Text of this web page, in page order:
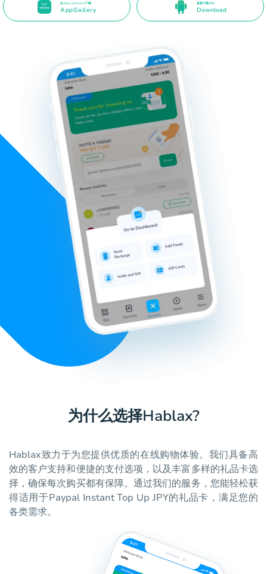
在App Gallery下载
AppGallery
直接下载APK
Download
为什么选择Hablax?
Hablax致力于为您提供优质的在线购物体验。我们具备高
效的客户支持和便捷的支付选项，以及丰富多样的礼品卡选
择，确保每次购买都有保障。通过我们的服务，您能轻松获
得适用于Paypal Instant Top Up JPY的礼品卡，满足您的
各类需求。